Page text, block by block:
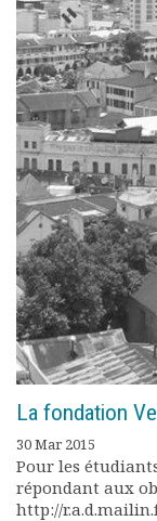
​La fondation
30 Mar 2015
Pour les
répondant aux
http://